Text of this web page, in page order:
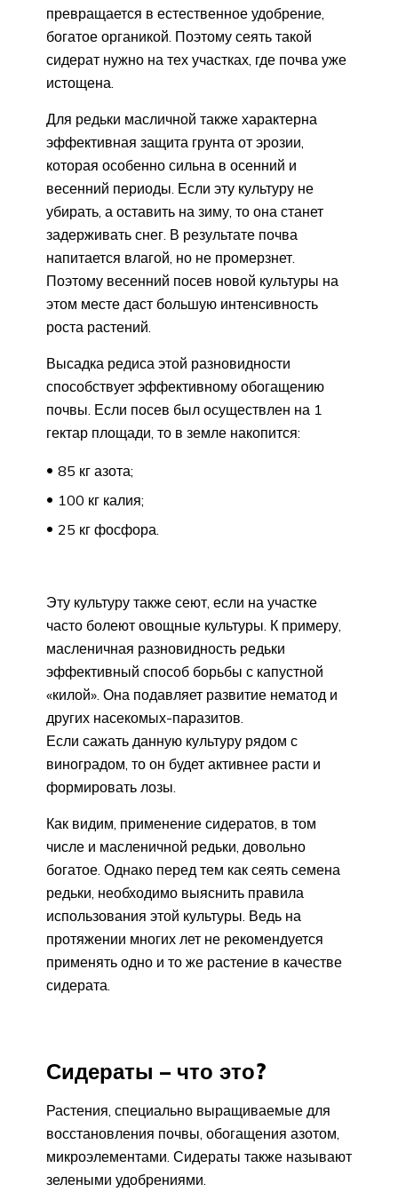
превращается в естественное удобрение,
богатое органикой. Поэтому сеять такой
сидерат нужно на тех участках, где почва уже
истощена.
Для редьки масличной также характерна
эффективная защита грунта от эрозии,
которая особенно сильна в осенний и
весенний периоды. Если эту культуру не
убирать, а оставить на зиму, то она станет
задерживать снег. В результате почва
напитается влагой, но не промерзнет.
Поэтому весенний посев новой культуры на
этом месте даст большую интенсивность
роста растений.
Высадка редиса этой разновидности
способствует эффективному обогащению
почвы. Если посев был осуществлен на 1
гектар площади, то в земле накопится:
85 кг азота;
100 кг калия;
25 кг фосфора.
Эту культуру также сеют, если на участке
часто болеют овощные культуры. К примеру,
масленичная разновидность редьки
эффективный способ борьбы с капустной
«килой». Она подавляет развитие нематод и
других насекомых-паразитов.
Если сажать данную культуру рядом с
виноградом, то он будет активнее расти и
формировать лозы.
Как видим, применение сидератов, в том
числе и масленичной редьки, довольно
богатое. Однако перед тем как сеять семена
редьки, необходимо выяснить правила
использования этой культуры. Ведь на
протяжении многих лет не рекомендуется
применять одно и то же растение в качестве
сидерата.
Сидераты – что это?
Растения, специально выращиваемые для
восстановления почвы, обогащения азотом,
микроэлементами. Сидераты также называют
зелеными удобрениями.